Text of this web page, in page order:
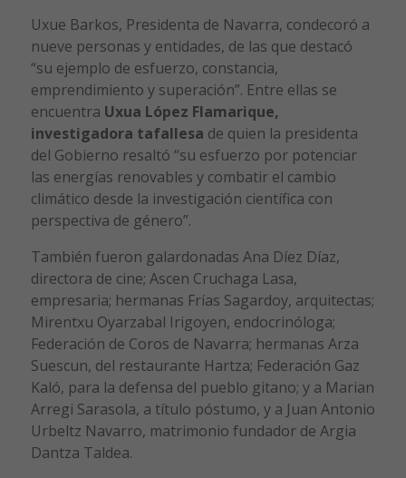
Uxue Barkos, Presidenta de Navarra, condecoró a
nueve personas y entidades, de las que destacó
“su ejemplo de esfuerzo, constancia,
emprendimiento y superación”. Entre ellas se
encuentra Uxua López Flamarique,
investigadora tafallesa de quien la presidenta
del Gobierno resaltó “su esfuerzo por potenciar
las energías renovables y combatir el cambio
climático desde la investigación científica con
perspectiva de género”.
También fueron galardonadas Ana Díez Díaz,
directora de cine; Ascen Cruchaga Lasa,
empresaria; hermanas Frías Sagardoy, arquitectas;
Mirentxu Oyarzabal Irigoyen, endocrinóloga;
Federación de Coros de Navarra; hermanas Arza
Suescun, del restaurante Hartza; Federación Gaz
Kaló, para la defensa del pueblo gitano; y a Marian
Arregi Sarasola, a título póstumo, y a Juan Antonio
Urbeltz Navarro, matrimonio fundador de Argia
Dantza Taldea.